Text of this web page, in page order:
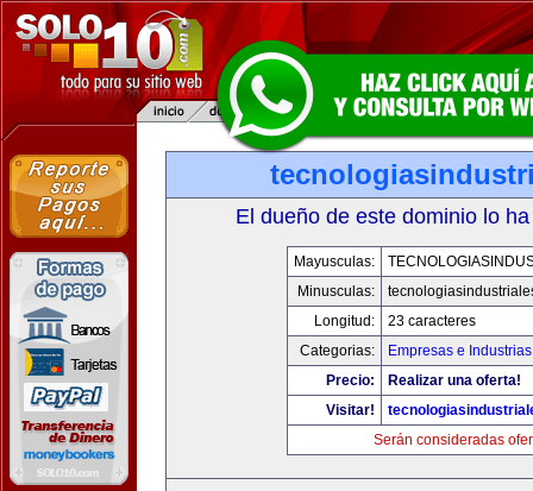
El dueño de este dominio lo
Mayusculas:
Minusculas:
Longitud:
23 caracteres
Categorias:
Empresas e Industrias
Precio:
Realizar una oferta!
Visitar!
Serán consideradas